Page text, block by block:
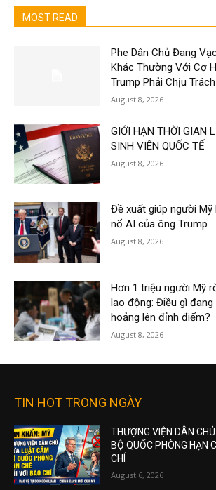
MOST READ
Phe Dân Chủ Đang
Khác Thường Với Cơ
Trump Phải Chịu
August 8, 2026
GIỚI HẠN THỜI GIAN
SINH VIÊN QUỐC TẾ
August 8, 2026
Đề xuất giúp người Mỹ
nổ AI của ông Trump
August 8, 2026
Hơn 1 triệu người Mỹ
lao động: Điều gì
hoảng lên đỉnh điểm?
August 8, 2026
TIN HOT TRONG NGÀY
THƯỢNG VIỆN DÂN
BỘ QUỐC PHÒNG HẠN
CHÍ
August 6, 2026